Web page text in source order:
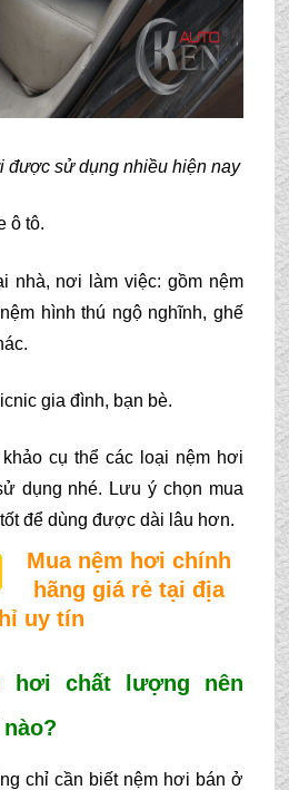
được sử dụng nhiều hiện nay
ô tô.
nhà, nơi làm việc: gồm nệm
hình thú ngộ nghĩnh, ghế
gia đình, bạn bè.
cụ thể các loại nệm hơi
dụng nhé. Lưu ý chọn mua
để dùng được dài lâu hơn.
Mua nệm hơi chính
hãng giá rẻ tại địa
uy tín
hơi chất lượng nên
chỉ cần biết nệm hơi bán ở